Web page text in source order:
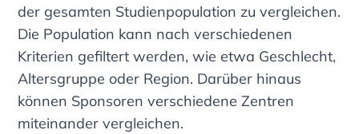
der gesamten Studienpopulation zu vergleichen.
Die Population kann nach verschiedenen
Kriterien gefiltert werden, wie etwa Geschlecht,
Altersgruppe oder Region. Darüber hinaus
können Sponsoren verschiedene Zentren
miteinander vergleichen.